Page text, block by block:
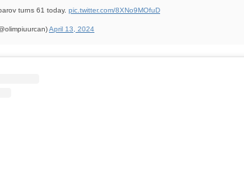
turns 61 today. pic.twitter.com/8XNo9MOfuD
April 13, 2024